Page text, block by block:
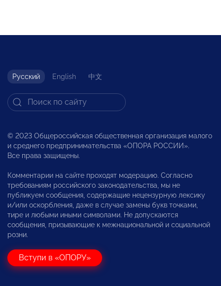
Русский English 中文
© 2023 Общероссийская общественная организация малого
и среднего предпринимательства «ОПОРА РОССИИ».
Все права защищены.
Комментарии на сайте проходят модерацию. Согласно
требованиям российского законодательства, мы не
публикуем сообщения, содержащие нецензурную лексику
и/или оскорбления, даже в случае замены букв точками,
тире и любыми иными символами. Не допускаются
сообщения, призывающие к межнациональной и социальной
розни.
Вступи в «ОПОРУ»